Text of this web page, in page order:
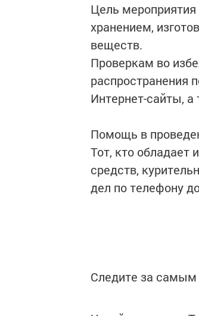
Цель мероприятия
хранением,
веществ.
Проверкам во
распространения
Интернет-сайты,
Помощь в
Тот, кто обладает
средств,
дел по телефону
Следите за